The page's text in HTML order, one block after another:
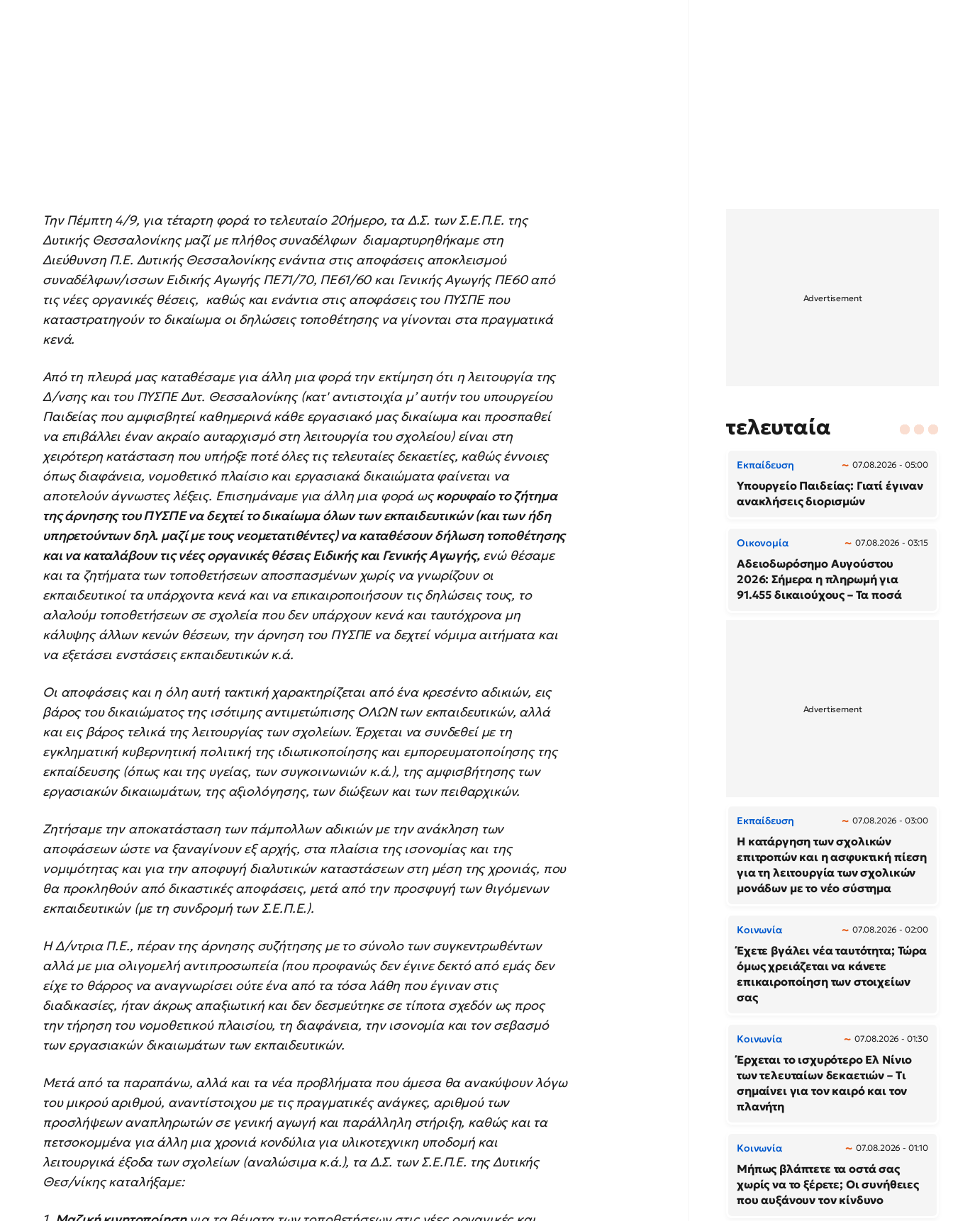
Την Πέμπτη 4/9, για τέταρτη φορά το τελευταίο 20ήμερο, τα Δ.Σ. των Σ.Ε.Π.Ε. της
Δυτικής Θεσσαλονίκης μαζί με πλήθος συναδέλφων διαμαρτυρηθήκαμε στη
Διεύθυνση Π.Ε. Δυτικής Θεσσαλονίκης ενάντια στις αποφάσεις αποκλεισμού
συναδέλφων/ισσων Ειδικής Αγωγής ΠΕ71/70, ΠΕ61/60 και Γενικής Αγωγής ΠΕ60 από
τις νέες οργανικές θέσεις, καθώς και ενάντια στις αποφάσεις του ΠΥΣΠΕ που
καταστρατηγούν το δικαίωμα οι δηλώσεις τοποθέτησης να γίνονται στα πραγματικά
κενά.
Από τη πλευρά μας καταθέσαμε για άλλη μια φορά την εκτίμηση ότι η λειτουργία της
Δ/νσης και του ΠΥΣΠΕ Δυτ. Θεσσαλονίκης (κατ' αντιστοιχία μ’ αυτήν του υπουργείου
Παιδείας που αμφισβητεί καθημερινά κάθε εργασιακό μας δικαίωμα και προσπαθεί
να επιβάλλει έναν ακραίο αυταρχισμό στη λειτουργία του σχολείου) είναι στη
χειρότερη κατάσταση που υπήρξε ποτέ όλες τις τελευταίες δεκαετίες, καθώς έννοιες
όπως διαφάνεια, νομοθετικό πλαίσιο και εργασιακά δικαιώματα φαίνεται να
αποτελούν άγνωστες λέξεις. Επισημάναμε για άλλη μια φορά ωςκορυφαίο το ζήτημα
της άρνησης του ΠΥΣΠΕ να δεχτεί το δικαίωμα όλων των εκπαιδευτικών (και των ήδη
υπηρετούντων δηλ. μαζί με τους νεομετατιθέντες) να καταθέσουν δήλωση τοποθέτησης
και να καταλάβουν τις νέες οργανικές θέσεις Ειδικής και Γενικής Αγωγής,ενώ θέσαμε
και τα ζητήματα των τοποθετήσεων αποσπασμένων χωρίς να γνωρίζουν οι
εκπαιδευτικοί τα υπάρχοντα κενά και να επικαιροποιήσουν τις δηλώσεις τους, το
αλαλούμ τοποθετήσεων σε σχολεία που δεν υπάρχουν κενά και ταυτόχρονα μη
κάλυψης άλλων κενών θέσεων, την άρνηση του ΠΥΣΠΕ να δεχτεί νόμιμα αιτήματα και
να εξετάσει ενστάσεις εκπαιδευτικών κ.ά.
Οι αποφάσεις και η όλη αυτή τακτική χαρακτηρίζεται από ένα κρεσέντο αδικιών, εις
βάρος του δικαιώματος της ισότιμης αντιμετώπισης ΟΛΩΝ των εκπαιδευτικών, αλλά
και εις βάρος τελικά της λειτουργίας των σχολείων. Έρχεται να συνδεθεί με τη
εγκληματική κυβερνητική πολιτική της ιδιωτικοποίησης και εμπορευματοποίησης της
εκπαίδευσης (όπως και της υγείας, των συγκοινωνιών κ.ά.), της αμφισβήτησης των
εργασιακών δικαιωμάτων, της αξιολόγησης, των διώξεων και των πειθαρχικών.
Ζητήσαμε την αποκατάσταση των πάμπολλων αδικιών με την ανάκληση των
αποφάσεων ώστε να ξαναγίνουν εξ αρχής, στα πλαίσια της ισονομίας και της
νομιμότητας και για την αποφυγή διαλυτικών καταστάσεων στη μέση της χρονιάς, που
θα προκληθούν από δικαστικές αποφάσεις, μετά από την προσφυγή των θιγόμενων
εκπαιδευτικών (με τη συνδρομή των Σ.Ε.Π.Ε.).
Η Δ/ντρια Π.Ε., πέραν της άρνησης συζήτησης με το σύνολο των συγκεντρωθέντων
αλλά με μια ολιγομελή αντιπροσωπεία (που προφανώς δεν έγινε δεκτό από εμάς δεν
είχε το θάρρος να αναγνωρίσει ούτε ένα από τα τόσα λάθη που έγιναν στις
διαδικασίες, ήταν άκρως απαξιωτική και δεν δεσμεύτηκε σε τίποτα σχεδόν ως προς
την τήρηση του νομοθετικού πλαισίου, τη διαφάνεια, την ισονομία και τον σεβασμό
των εργασιακών δικαιωμάτων των εκπαιδευτικών.
Μετά από τα παραπάνω, αλλά και τα νέα προβλήματα που άμεσα θα ανακύψουν λόγω
του μικρού αριθμού, αναντίστοιχου με τις πραγματικές ανάγκες, αριθμού των
προσλήψεων αναπληρωτών σε γενική αγωγή και παράλληλη στήριξη, καθώς και τα
πετσοκομμένα για άλλη μια χρονιά κονδύλια για υλικοτεχνικη υποδομή και
λειτουργικά έξοδα των σχολείων (αναλώσιμα κ.ά.), τα Δ.Σ. των Σ.Ε.Π.Ε. της Δυτικής
Θεσ/νίκης καταλήξαμε:
τελευταία
Εκπαίδευση 07.08.2026 - 05:00
Υπουργείο Παιδείας: Γιατί έγιναν
ανακλήσεις διορισμών
Οικονομία 07.08.2026 - 03:15
Αδειοδωρόσημο Αυγούστου
2026: Σήμερα η πληρωμή για
91.455 δικαιούχους – Τα ποσά
Εκπαίδευση 07.08.2026 - 03:00
Η κατάργηση των σχολικών
επιτροπών και η ασφυκτική πίεση
για τη λειτουργία των σχολικών
μονάδων με το νέο σύστημα
Κοινωνία 07.08.2026 - 02:00
Έχετε βγάλει νέα ταυτότητα; Τώρα
όμως χρειάζεται να κάνετε
επικαιροποίηση των στοιχείων
σας
Κοινωνία 07.08.2026 - 01:30
Έρχεται το ισχυρότερο Ελ Νίνιο
των τελευταίων δεκαετιών – Τι
σημαίνει για τον καιρό και τον
πλανήτη
Κοινωνία 07.08.2026 - 01:10
Μήπως βλάπτετε τα οστά σας
χωρίς να το ξέρετε; Οι συνήθειες
που αυξάνουν τον κίνδυνο